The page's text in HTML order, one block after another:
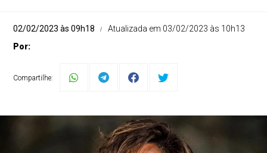
02/02/2023 às 09h18
Atualizada em 03/02/2023 às 10h13
Por:
Compartilhe: